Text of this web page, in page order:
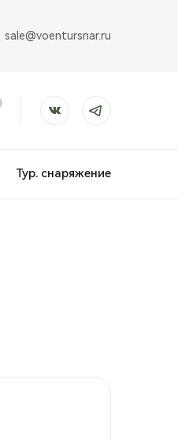
sale@voentursnar.ru
Тур. снаряжение